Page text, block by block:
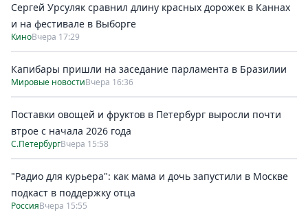
Сергей Урсуляк сравнил длину красных дорожек в Каннах
и на фестивале в Выборге
КиноВчера 17:29
Капибары пришли на заседание парламента в Бразилии
Мировые новостиВчера 16:36
Поставки овощей и фруктов в Петербург выросли почти
втрое с начала 2026 года
С.ПетербургВчера 15:58
"Радио для курьера": как мама и дочь запустили в Москве
подкаст в поддержку отца
РоссияВчера 15:55